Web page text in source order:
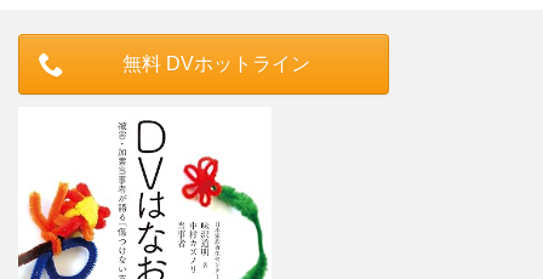
無料 DVホットライン